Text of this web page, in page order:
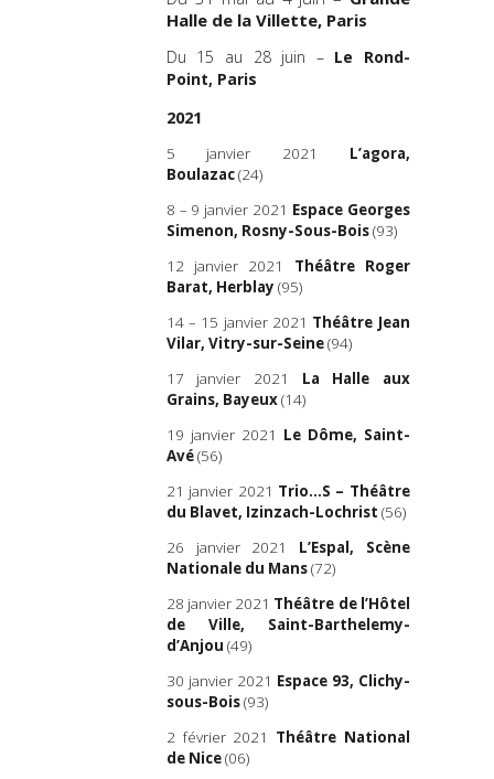
Halle de la Villette, Paris
Du 15 au 28 juin – Le Rond-
Point, Paris
2021
5 janvier 2021 L’agora,
Boulazac(24)
8 – 9 janvier 2021 Espace Georges
Simenon, Rosny-Sous-Bois(93)
12 janvier 2021 Théâtre Roger
Barat, Herblay (95)
14 – 15 janvier 2021 Théâtre Jean
Vilar, Vitry-sur-Seine(94)
17 janvier 2021 La Halle aux
Grains, Bayeux(14)
19 janvier 2021 Le Dôme, Saint-
Avé(56)
21 janvier 2021 Trio…S – Théâtre
du Blavet, Izinzach-Lochrist (56)
26 janvier 2021 L’Espal, Scène
Nationale du Mans(72)
28 janvier 2021 Théâtre de l’Hôtel
de Ville, Saint-Barthelemy-
d’Anjou (49)
30 janvier 2021 Espace 93, Clichy-
sous-Bois(93)
2 février 2021 Théâtre National
de Nice(06)